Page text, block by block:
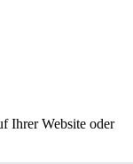
Ihrer Website oder